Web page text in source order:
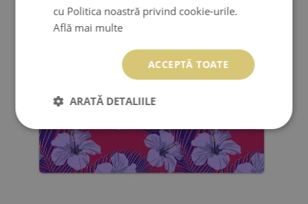
cu Politica noastră privind cookie-urile.
Află mai multe
ACCEPTĂ TOATE
ARATĂ DETALIILE